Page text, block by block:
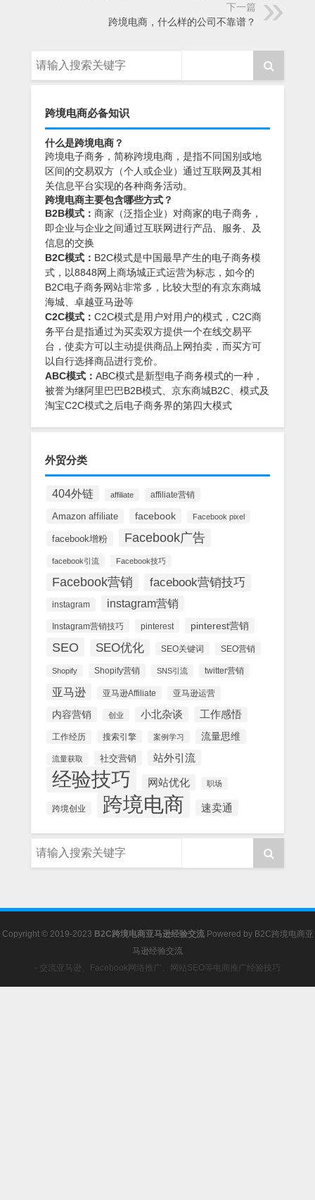
下一篇
跨境电商，什么样的公司不靠谱？
跨境电商必备知识
什么是跨境电商？
跨境电子商务，简称跨境电商，是指不同国别或地
区间的交易双方（个人或企业）通过互联网及其相
关信息平台实现的各种商务活动。
跨境电商主要包含哪些方式？
B2B模式： 商家（泛指企业）对商家的电子商务，
即企业与企业之间通过互联网进行产品、服务、及
信息的交换
B2C模式： B2C模式是中国最早产生的电子商务模
式，以8848网上商场城正式运营为标志，如今的
B2C电子商务网站非常多，比较大型的有京东商城
海城、卓越亚马逊等
C2C模式： C2C模式是用户对用户的模式，C2C商
务平台是指通过为买卖双方提供一个在线交易平
台，使卖方可以主动提供商品上网拍卖，而买方可
以自行选择商品进行竞价。
ABC模式： ABC模式是新型电子商务模式的一种，
被誉为继阿里巴巴B2B模式、京东商城B2C、模式及
淘宝C2C模式之后电子商务界的第四大模式
外贸分类
404外链 affiliate affiliate营销
Amazon affiliate facebook Facebook pixel
facebook增粉 Facebook广告
facebook引流 Facebook技巧
Facebook营销 facebook营销技巧
instagram instagram营销
Instagram营销技巧 pinterest pinterest营销
SEO SEO优化 SEO关键词 SEO营销
Shopify Shopify营销 SNS引流 twitter营销
亚马逊 亚马逊Affiliate 亚马逊运营
内容营销 创业 小北杂谈 工作感悟
工作经历 搜索引擎 案例学习 流量思维
流量获取 社交营销 站外引流
经验技巧 网站优化 职场
跨境创业 跨境电商 速卖通
Copyright © 2019-2023 B2C跨境电商亚马逊经验交流 Powered by B2C跨境电商亚
马逊经验交流
- 交流亚马逊、Facebook网络推广、网站SEO等电商推广经验技巧